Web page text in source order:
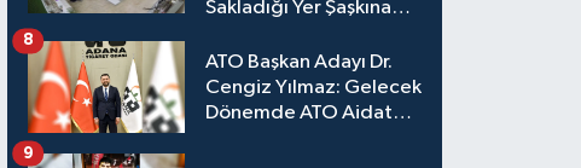
Sakladığı Yer Şaşkına
ATO Başkan Adayı Dr.
Cengiz Yılmaz: Gelecek
Dönemde ATO Aidat
8
9